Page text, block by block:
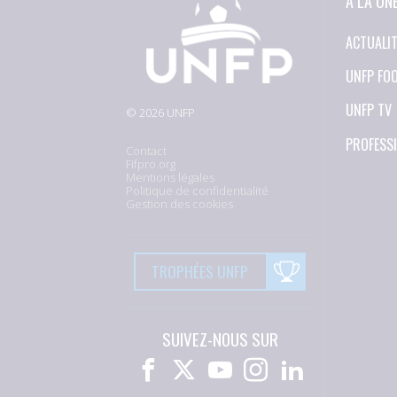
© 2026 UNFP
Contact
Fifpro.org
Mentions légales
Politique de confidentialité
Gestion des cookies
TROPHÉES UNFP
SUIVEZ-NOUS SUR
UNFP
UNFP TV